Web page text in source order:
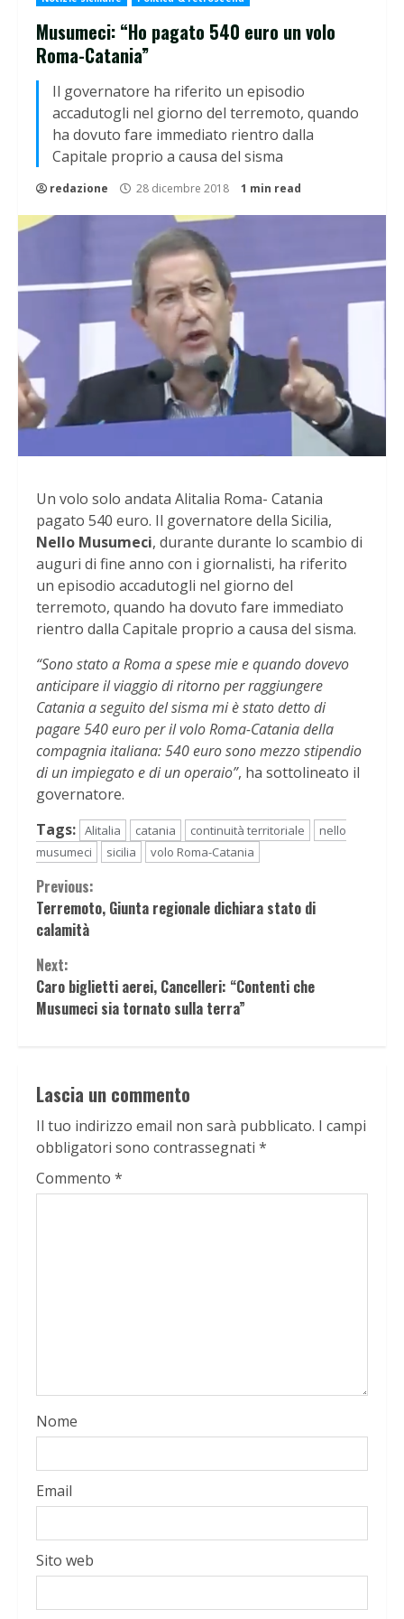
Musumeci: “Ho pagato 540 euro un volo
Roma-Catania”
Il governatore ha riferito un episodio
accadutogli nel giorno del terremoto, quando
ha dovuto fare immediato rientro dalla
Capitale proprio a causa del sisma
redazione 28 dicembre 2018 1 min read
Un volo solo andata Alitalia Roma- Catania
pagato 540 euro. Il governatore della Sicilia,
Nello Musumeci, durante durante lo scambio di
auguri di fine anno con i giornalisti, ha riferito
un episodio accadutogli nel giorno del
terremoto, quando ha dovuto fare immediato
rientro dalla Capitale proprio a causa del sisma.
“Sono stato a Roma a spese mie e quando dovevo
anticipare il viaggio di ritorno per raggiungere
Catania a seguito del sisma mi è stato detto di
pagare 540 euro per il volo Roma-Catania della
compagnia italiana: 540 euro sono mezzo stipendio
di un impiegato e di un operaio”, ha sottolineato il
governatore.
Tags: Alitalia catania continuità territoriale
nello
musumeci
sicilia volo Roma-Catania
Continue
Reading
Previous:
Terremoto, Giunta regionale dichiara stato di
calamità
Next:
Caro biglietti aerei, Cancelleri: “Contenti che
Musumeci sia tornato sulla terra”
Lascia un commento
Il tuo indirizzo email non sarà pubblicato. I campi
obbligatori sono contrassegnati *
Commento *
Nome
Email
Sito web